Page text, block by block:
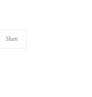
Slum